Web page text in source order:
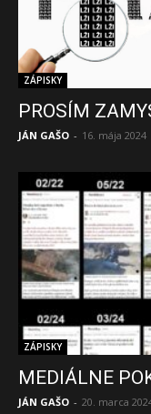
ZÁPISKY
PROSÍM
JÁN GAŠO - 16. mája 2024
ZÁPISKY
MEDIÁLNE
JÁN GAŠO - 20. marca